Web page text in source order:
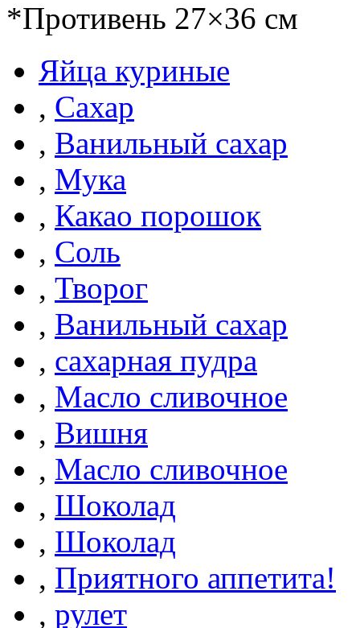
*Противень 27×36 см
Яйца куриные
, Сахар
, Ванильный сахар
, Мука
, Какао порошок
, Соль
, Творог
, Ванильный сахар
, сахарная пудра
, Масло сливочное
, Вишня
, Масло сливочное
, Шоколад
, Шоколад
, Приятного аппетита!
, рулет